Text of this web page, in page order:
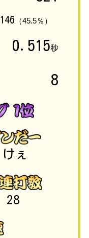
146 （45.5％）
0.515秒
8
けぇ
28